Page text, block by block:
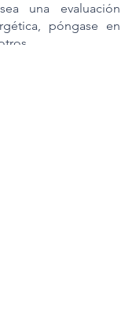
una evaluación
póngase en